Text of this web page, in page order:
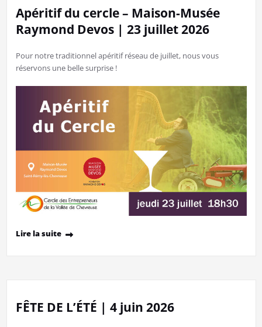
Apéritif du cercle – Maison-Musée
Raymond Devos | 23 juillet 2026
Pour notre traditionnel apéritif réseau de juillet, nous vous
réservons une belle surprise !
Lire la suite
FÊTE DE L’ÉTÉ | 4 juin 2026